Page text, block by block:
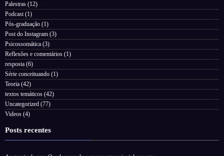
Palestras (12)
Podcast(1)
Pós-graduação (1)
Post do Instagram (3)
Psicossomática (3)
Reflexões e comentários (1)
resposta (6)
Série conceituando (1)
Teoria (42)
textos temáticos (42)
Uncategorized (77)
Videos (4)
Posts recentes